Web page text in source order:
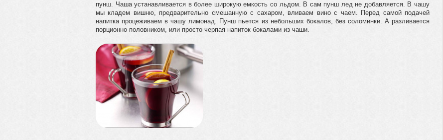
пунш. Чаша устанавливается в более широкую емкость со льдом. В сам пунш лед не добавляется. В чашу
мы кладем вишню, предварительно смешанную с сахаром, вливаем вино с чаем. Перед самой подачей
напитка процеживаем в чашу лимонад. Пунш пьется из небольших бокалов, без соломинки. А разливается
порционно половником, или просто черпая напиток бокалами из чаши.